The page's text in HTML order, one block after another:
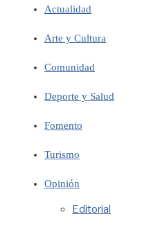
Actualidad
Arte y Cultura
Comunidad
Deporte y Salud
Fomento
Turismo
Opinión
Editorial